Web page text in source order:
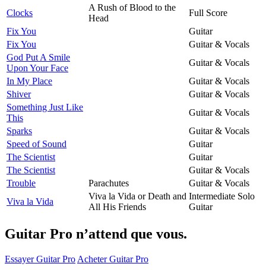
Clocks
A Rush of Blood to the
Head
Full Score
Fix You
Guitar
Fix You
Guitar & Vocals
God Put A Smile
Upon Your Face
Guitar & Vocals
In My Place
Guitar & Vocals
Shiver
Guitar & Vocals
Something Just Like
This
Guitar & Vocals
Sparks
Guitar & Vocals
Speed of Sound
Guitar
The Scientist
Guitar
The Scientist
Guitar & Vocals
Trouble
Parachutes
Guitar & Vocals
Viva la Vida
Viva la Vida or Death and
All His Friends
Intermediate Solo
Guitar
Guitar Pro n’attend que vous.
Essayer Guitar Pro Acheter Guitar Pro